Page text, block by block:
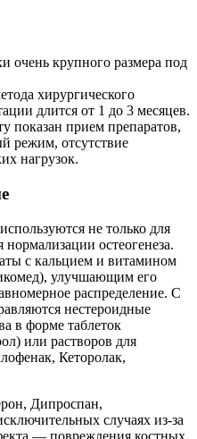
очень крупного размера под
хирургического
длится от 1 до 3 месяцев.
показан прием препаратов,
режим, отсутствие
нагрузок.
не только для
остеогенеза.
с кальцием и витамином
улучшающим его
распределение. С
нестероидные
в форме таблеток
или растворов для
Кеторолак,
Дипроспан,
случаях из-за
— повреждения костных